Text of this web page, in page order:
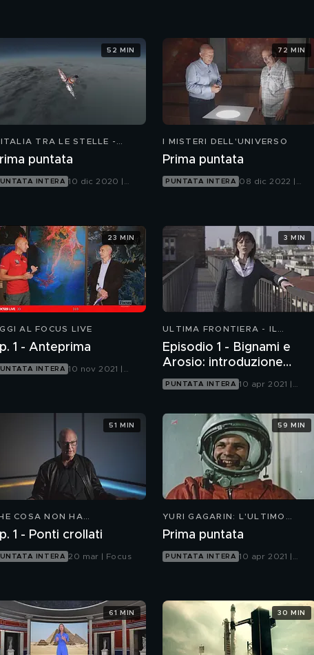
TRA LE STELLE -
ALLO SPAZIO
puntata
INTERA 10 dic 2020 |
52 MIN
I MISTERI DELL'UNIVERSO
Prima puntata
PUNTATA INTERA 08 dic 2022 |
72 MIN
AL FOCUS LIVE
1 - Anteprima
INTERA 10 nov 2021 |
23 MIN
ULTIMA FRONTIERA - IL
Episodio 1 - Bignami e
Arosio: introduzione
generale
PUNTATA INTERA 10 apr 2021 |
3 MIN
COSA NON HA
1 - Ponti crollati
INTERA 20 mar | Focus
51 MIN
YURI GAGARIN: L'ULTIMO
Prima puntata
PUNTATA INTERA 10 apr 2021 |
59 MIN
61 MIN 30 MIN